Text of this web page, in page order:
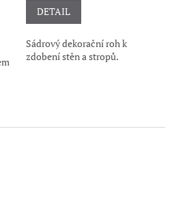
DETAIL
Sádrový dekorační roh k
zdobení stěn a stropů.